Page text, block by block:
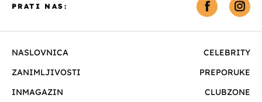
NASLOVNICA
CELEBRITY
ZANIMLJIVOSTI
PREPORUKE
INMAGAZIN
CLUBZONE
PRATI NAS: